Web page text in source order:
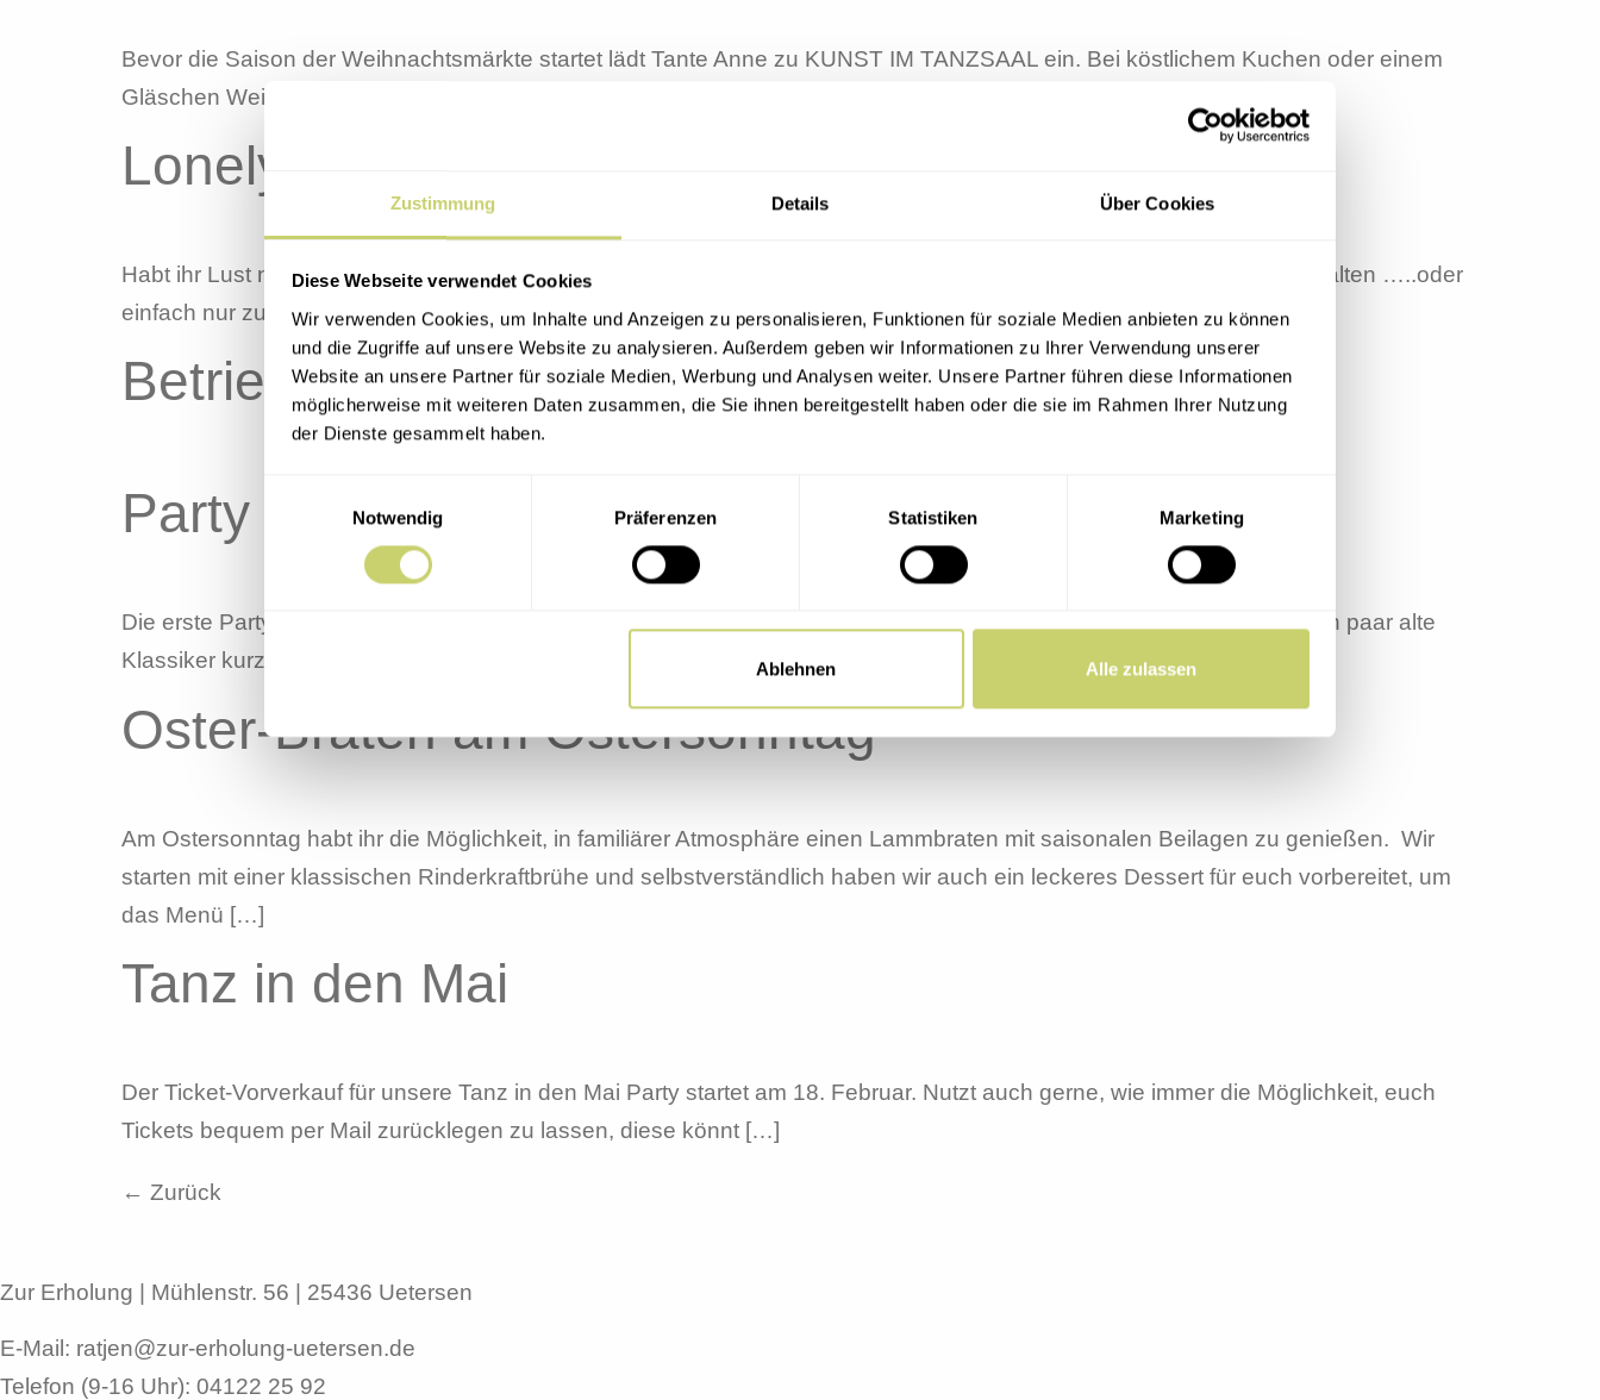
Zustimmung Details Über Cookies
Diese Webseite verwendet Cookies
Wir verwenden Cookies, um Inhalte und Anzeigen zu personalisieren, Funktionen für soziale Medien anbieten zu können
und die Zugriffe auf unsere Website zu analysieren. Außerdem geben wir Informationen zu Ihrer Verwendung unserer
Website an unsere Partner für soziale Medien, Werbung und Analysen weiter. Unsere Partner führen diese Informationen
möglicherweise mit weiteren Daten zusammen, die Sie ihnen bereitgestellt haben oder die sie im Rahmen Ihrer Nutzung
der Dienste gesammelt haben.
Notwendig
Präferenzen Statistiken Marketing
Ablehnen Alle zulassen
Bevor die Saison der Weihnachtsmärkte startet lädt Tante Anne zu KUNST IM TANZSAAL ein. Bei köstlichem Kuchen oder einem
Gläschen Wein, habt ihr die Möglichkeit zu bummeln oder womöglich bevor […]
Lonely Hearts Club – Party
Habt ihr Lust neue Leute kennenzulernen, mal wieder hemmungslos zu flirten, euch richtig gut mit jemanden zu unterhalten …..oder
einfach nur zu tanzen??? Dann kommt in die Erholung zum LONELY […]
Betriebsurlaub
Party in der Erholung
Die erste Party 2025 ist am 25. Januar!!Es gibt Funk, Soul & Rock ‘n Roll, etwas 80ies und wenn Schlager, dann nur ein paar alte
Klassiker kurz vor Feierabend! Um […]
Oster-Braten am Ostersonntag
Am Ostersonntag habt ihr die Möglichkeit, in familiärer Atmosphäre einen Lammbraten mit saisonalen Beilagen zu genießen. Wir
starten mit einer klassischen Rinderkraftbrühe und selbstverständlich haben wir auch ein leckeres Dessert für euch vorbereitet, um
das Menü […]
Tanz in den Mai
Der Ticket-Vorverkauf für unsere Tanz in den Mai Party startet am 18. Februar. Nutzt auch gerne, wie immer die Möglichkeit, euch
Tickets bequem per Mail zurücklegen zu lassen, diese könnt […]
← Zurück
Zur Erholung | Mühlenstr. 56 | 25436 Uetersen
E-Mail: ratjen@zur-erholung-uetersen.de
Telefon (9-16 Uhr): 04122 25 92